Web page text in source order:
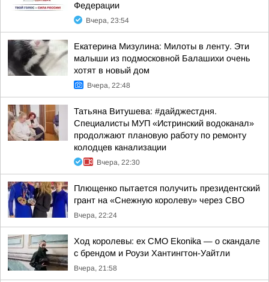
Федерации
Вчера, 23:54
Екатерина Мизулина: Милоты в ленту. Эти
малыши из подмосковной Балашихи очень
хотят в новый дом
Вчера, 22:48
Татьяна Витушева: #дайджестдня.
Специалисты МУП «Истринский водоканал»
продолжают плановую работу по ремонту
колодцев канализации
Вчера, 22:30
Плющенко пытается получить президентский
грант на «Снежную королеву» через СВО
Вчера, 22:24
Ход королевы: ex CMO Ekonika — о скандале
с брендом и Роузи Хантингтон-Уайтли
Вчера, 21:58